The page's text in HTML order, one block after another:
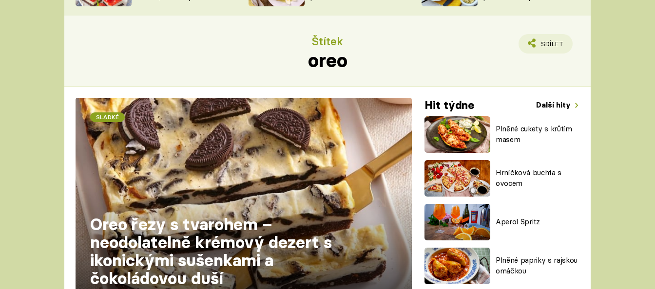
NA NÁKUPECH
ŠÉFREDAKTORKY
Štítek
oreo
SDÍLET
Hit týdne Další hity
Plněné cukety s krůtím
masem
Hrníčková buchta s
ovocem
Aperol Spritz
Plněné papriky s rajskou
omáčkou
SLADKÉ
Oreo řezy s tvarohem –
neodolatelně krémový dezert s
ikonickými sušenkami a
čokoládovou duší